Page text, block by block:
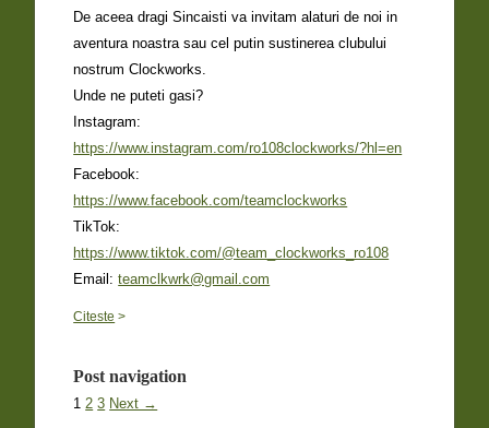
De aceea dragi Sincaisti va invitam alaturi de noi in
aventura noastra sau cel putin sustinerea clubului
nostrum Clockworks.
Unde ne puteti gasi?
Instagram:
https://www.instagram.com/ro108clockworks/?hl=en
Facebook:
https://www.facebook.com/teamclockworks
TikTok:
https://www.tiktok.com/@team_clockworks_ro108
Email:teamclkwrk@gmail.com
Citeste >
Post navigation
1 2 3 Next →